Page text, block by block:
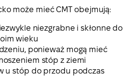
może mieć CMT obejmują:
niezgrabne i skłonne do
wieku
ponieważ mogą mieć
stóp z ziemi
u stóp do przodu podczas